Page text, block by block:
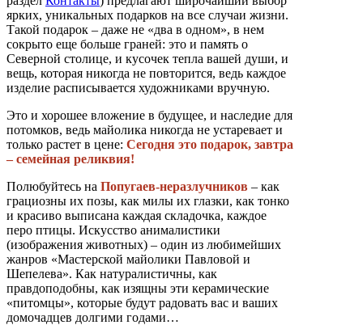
ярких, уникальных подарков на все случаи жизни.
Такой подарок – даже не «два в одном», в нем
сокрыто еще больше граней: это и память о
Северной столице, и кусочек тепла вашей души, и
вещь, которая никогда не повторится, ведь каждое
изделие расписывается художниками вручную.
Это и хорошее вложение в будущее, и наследие для
потомков, ведь майолика никогда не устаревает и
только растет в цене: Сегодня это подарок, завтра
– семейная реликвия!
Полюбуйтесь на Попугаев-неразлучников – как
грациозны их позы, как милы их глазки, как тонко
и красиво выписана каждая складочка, каждое
перо птицы. Искусство анималистики
(изображения животных) – один из любимейших
жанров «Мастерской майолики Павловой и
Шепелева». Как натуралистичны, как
правдоподобны, как изящны эти керамические
«питомцы», которые будут радовать вас и ваших
домочадцев долгими годами…